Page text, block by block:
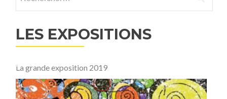
LES EXPOSITIONS
La grande exposition 2019